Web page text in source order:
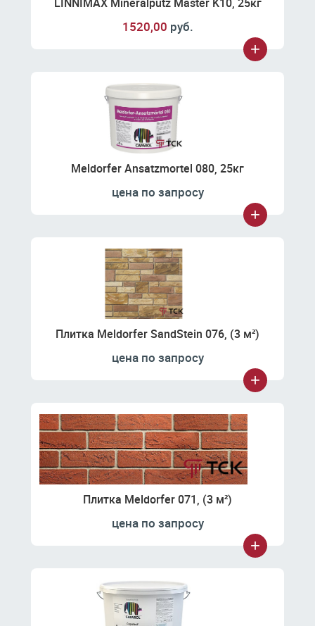
1520,00 руб.
Meldorfer Ansatzmortel 080, 25кг
цена по запросу
Плитка Meldorfer SandStein 076, (3 м²)
цена по запросу
Плитка Meldorfer 071, (3 м²)
цена по запросу